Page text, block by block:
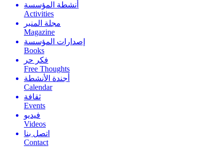
أنشطة المؤسسة
Activities
مجلة المنبر
Magazine
إصدارات المؤسسة
Books
فكر حر
Free Thoughts
أجندة الأنشطة
Calendar
ثقافة
Events
فيديو
Videos
اتصل بنا
Contact